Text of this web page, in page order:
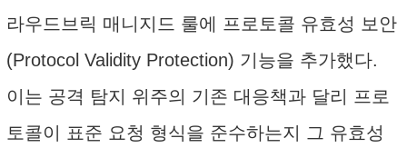
라우드브릭 매니지드 룰에 프로토콜 유효성 보안
(Protocol Validity Protection) 기능을 추가했다.
이는 공격 탐지 위주의 기존 대응책과 달리 프로
토콜이 표준 요청 형식을 준수하는지 그 유효성